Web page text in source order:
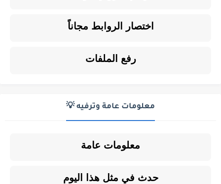
اختصار الروابط مجاناً
رفع الملفات
معلومات عامة وترفيه 💡
معلومات عامة
حدث في مثل هذا اليوم